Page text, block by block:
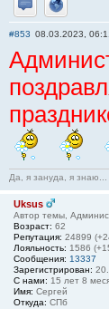
Отправить
Сайт
#853 08.03.2023,
Да, я зануда, я знаю...
Uksus
Автор темы,
Возраст: 62
Репутация: 24899
Лояльность: 1586
Сообщения: 13337
Зарегистрирован:
С нами: 15 лет 8
Имя: Сергей
Откуда: СПб